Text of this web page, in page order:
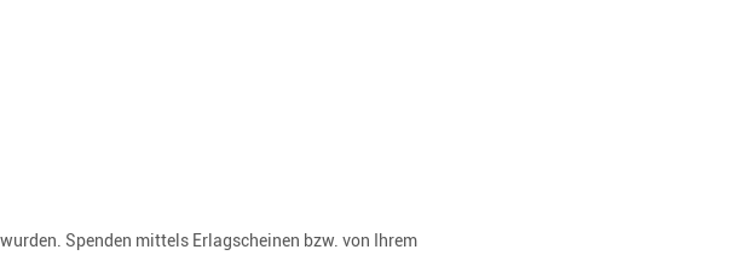
Spenden mittels Erlagscheinen bzw. von Ihrem